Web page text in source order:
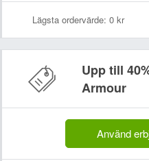
Lägsta ordervärde: 0 kr
Upp till
Armour
Använd